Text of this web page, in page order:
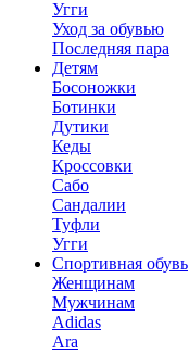
Угги
Уход за обувью
Последняя пара
Детям
Босоножки
Ботинки
Дутики
Кеды
Кроссовки
Сабо
Сандалии
Туфли
Угги
Спортивная обувь
Женщинам
Мужчинам
Adidas
Ara